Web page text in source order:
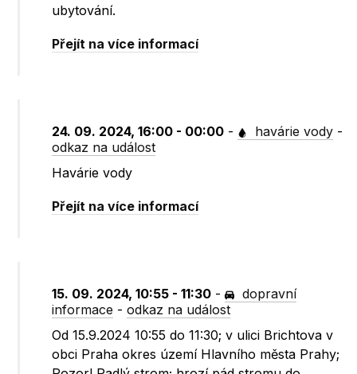
ubytování.
Přejít na více informací
24. 09. 2024, 16:00 - 00:00 - havárie vody -
odkaz na událost
Havárie vody
Přejít na více informací
15. 09. 2024, 10:55 - 11:30 -
dopravní
informace -odkaz na událost
Od 15.9.2024 10:55 do 11:30; v ulici Brichtova v
obci Praha okres území Hlavního města Prahy;